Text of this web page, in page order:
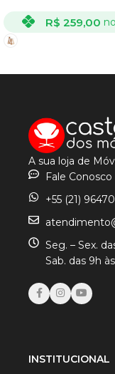
R$ 259,00
A sua loja de
Fale Conosco
+55 (21)
Seg. – Sex.
Sab. das 9h
INSTITUCIONAL